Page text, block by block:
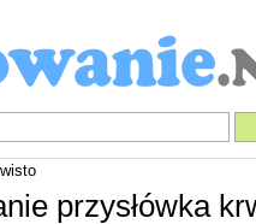
przysłówka